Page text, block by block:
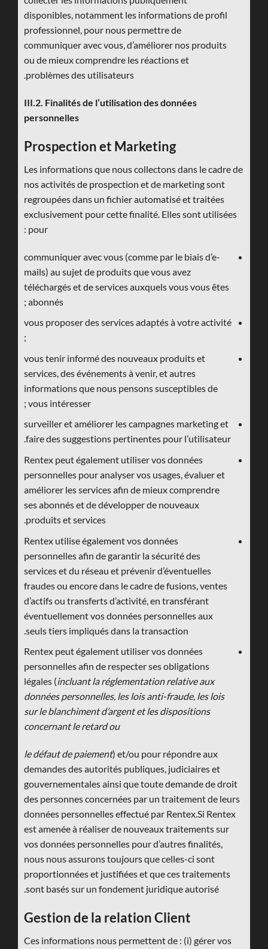
disponibles, notamment les informations de profil
professionnel, pour nous permettre de
communiquer avec vous, d’améliorer nos produits
ou de mieux comprendre les réactions et
problèmes des utilisateurs.
III.2. Finalités de l’utilisation des données
personnelles
Prospection et Marketing
Les informations que nous collectons dans le cadre de
nos activités de prospection et de marketing sont
regroupées dans un fichier automatisé et traitées
exclusivement pour cette finalité. Elles sont utilisées
pour :
communiquer avec vous (comme par le biais d’e-
mails) au sujet de produits que vous avez
téléchargés et de services auxquels vous vous êtes
abonnés ;
vous proposer des services adaptés à votre activité
;
vous tenir informé des nouveaux produits et
services, des événements à venir, et autres
informations que nous pensons susceptibles de
vous intéresser ;
surveiller et améliorer les campagnes marketing et
faire des suggestions pertinentes pour l’utilisateur.
Rentex peut également utiliser vos données
personnelles pour analyser vos usages, évaluer et
améliorer les services afin de mieux comprendre
ses abonnés et de développer de nouveaux
produits et services.
Rentex utilise également vos données
personnelles afin de garantir la sécurité des
services et du réseau et prévenir d’éventuelles
fraudes ou encore dans le cadre de fusions, ventes
d’actifs ou transferts d’activité, en transférant
éventuellement vos données personnelles aux
seuls tiers impliqués dans la transaction.
Rentex peut également utiliser vos données
personnelles afin de respecter ses obligations
légales (incluant la réglementation relative aux
données personnelles, les lois anti-fraude, les lois
sur le blanchiment d’argent et les dispositions
concernant le retard ou
le défaut de paiement) et/ou pour répondre aux
demandes des autorités publiques, judiciaires et
gouvernementales ainsi que toute demande de droit
des personnes concernées par un traitement de leurs
données personnelles effectué par Rentex.Si Rentex
est amenée à réaliser de nouveaux traitements sur
vos données personnelles pour d’autres finalités,
nous nous assurons toujours que celles-ci sont
proportionnées et justifiées et que ces traitements
sont basés sur un fondement juridique autorisé.
Gestion de la relation Client
Ces informations nous permettent de : (i) gérer vos